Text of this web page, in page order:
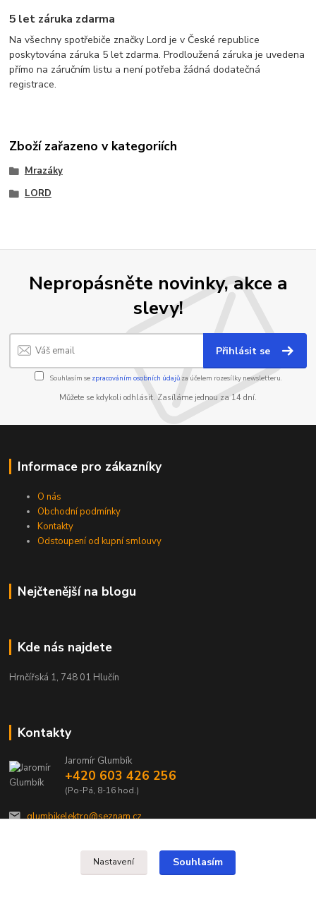
5 let záruka zdarma
Na všechny spotřebiče značky Lord je v České republice
poskytována záruka 5 let zdarma. Prodloužená záruka je uvedena
přímo na záručním listu a není potřeba žádná dodatečná
registrace.
Zboží zařazeno v kategoriích
Mrazáky
LORD
Nepropásněte novinky, akce a
slevy!
Přihlásit se
Souhlasím se zpracováním osobních údajůza účelem rozesílky newsletteru.
Můžete se kdykoli odhlásit. Zasíláme jednou za 14 dní.
Informace pro zákazníky
O nás
Obchodní podmínky
Kontakty
Odstoupení od kupní smlouvy
Nejčtenější na blogu
Kde nás najdete
Hrnčířská 1, 748 01 Hlučín
Kontakty
Jaromír Glumbík
+420 603 426 256
(Po-Pá, 8-16 hod.)
glumbikelektro@seznam.cz
Nastavení Souhlasím